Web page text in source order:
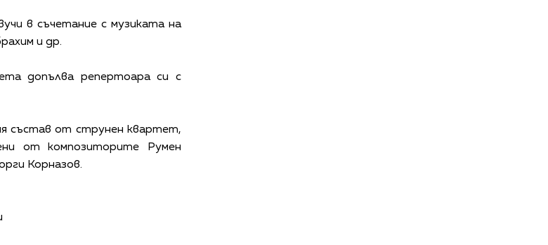
в съчетание с музиката на
и др.
допълва репертоара си с
състав от струнен квартет,
от композиторите Румен
Корназов.